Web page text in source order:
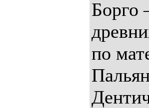
Борго
по